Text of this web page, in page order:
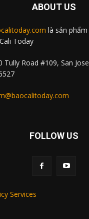
ABOUT US
là sản
Today
Tully Road #109, San
FOLLOW US
Services